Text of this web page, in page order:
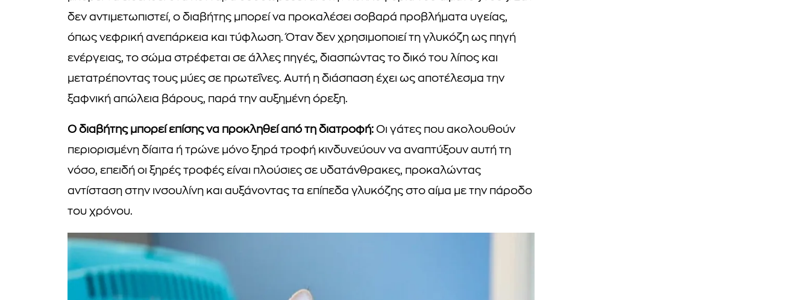
δεν αντιμετωπιστεί, ο διαβήτης μπορεί να προκαλέσει σοβαρά προβλήματα υγείας,
όπως νεφρική ανεπάρκεια και τύφλωση. Όταν δεν χρησιμοποιεί τη γλυκόζη ως πηγή
ενέργειας, το σώμα στρέφεται σε άλλες πηγές, διασπώντας το δικό του λίπος και
μετατρέποντας τους μύες σε πρωτεΐνες. Αυτή η διάσπαση έχει ως αποτέλεσμα την
ξαφνική απώλεια βάρους, παρά την αυξημένη όρεξη.
Ο διαβήτης μπορεί επίσης να προκληθεί από τη διατροφή: Οι γάτες που ακολουθούν
περιορισμένη δίαιτα ή τρώνε μόνο ξηρά τροφή κινδυνεύουν να αναπτύξουν αυτή τη
νόσο, επειδή οι ξηρές τροφές είναι πλούσιες σε υδατάνθρακες, προκαλώντας
αντίσταση στην ινσουλίνη και αυξάνοντας τα επίπεδα γλυκόζης στο αίμα με την πάροδο
του χρόνου.